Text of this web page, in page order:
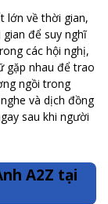
lớn về thời gian,
để suy nghĩ
các hội nghị,
gặp nhau để trao
ngồi trong
và dịch đồng
sau khi người
A2Z tại